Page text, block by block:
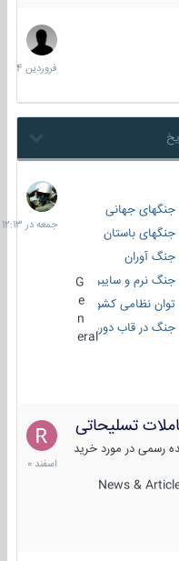
29
فروردین
1404
جهانی
باستان
آوران
نرم و سایبری
نظامی کشورها
در قاب دوربین
eral
جمعه
در
12:13
تسلیحاتی
رسمی در مورد خرید
News &
7
اسفند
1400